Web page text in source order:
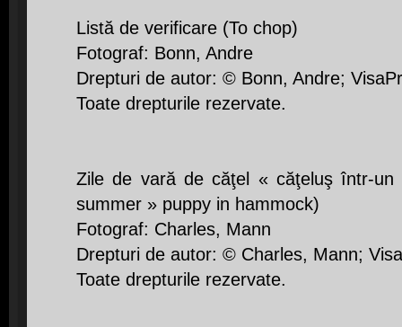
Listă de verificare (To chop)
Fotograf: Bonn, Andre
Drepturi de autor: © Bonn, Andre;
Toate drepturile rezervate.
Zile de vară de căţel « căţeluş într-
summer » puppy in hammock)
Fotograf: Charles, Mann
Drepturi de autor: © Charles, Mann;
Toate drepturile rezervate.